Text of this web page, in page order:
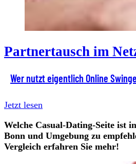
Partnertausch im
Wer nutzt eigentlich Online
Jetzt lesen
Welche Casual-Dating-Seite ist
Bonn und Umgebung zu
Vergleich erfahren Sie mehr!